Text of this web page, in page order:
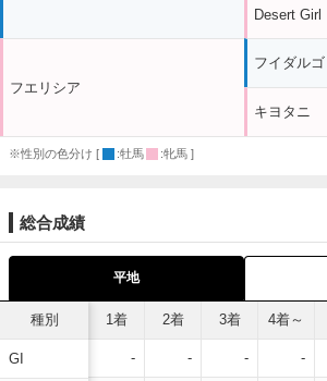
フエリシア
Desert Girl
フイダルゴ
キヨタニ
※性別の色分け [ :牡馬 :牝馬 ]
総合成績
平地
種別
GI
1着 2着 3着 4着～
- - - -